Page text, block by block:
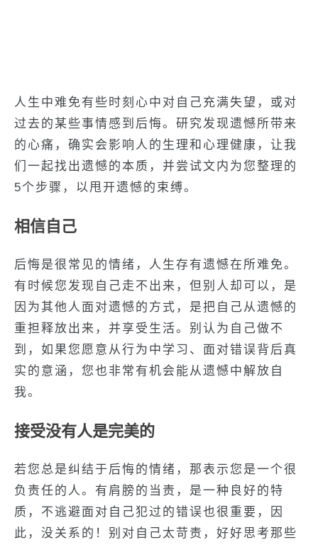
人生中难免有些时刻心中对自己充满失望，或对
过去的某些事情感到后悔。研究发现遗憾所带来
的心痛，确实会影响人的生理和心理健康，让我
们一起找出遗憾的本质，并尝试文内为您整理的
5个步骤，以甩开遗憾的束缚。
相信自己
后悔是很常见的情绪，人生存有遗憾在所难免。
有时候您发现自己走不出来，但别人却可以，是
因为其他人面对遗憾的方式，是把自己从遗憾的
重担释放出来，并享受生活。别认为自己做不
到，如果您愿意从行为中学习、面对错误背后真
实的意涵，您也非常有机会能从遗憾中解放自
我。
接受没有人是完美的
若您总是纠结于后悔的情绪，那表示您是一个很
负责任的人。有肩膀的当责，是一种良好的特
质，不逃避面对自己犯过的错误也很重要，因
此，没关系的！别对自己太苛责，好好思考那些